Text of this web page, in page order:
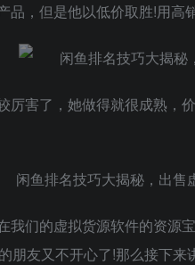
品，但是他以低价取胜!用高
厉害了，她做得就很成熟，
我们的虚拟货源软件的资源
朋友又不开心了!那么接下来